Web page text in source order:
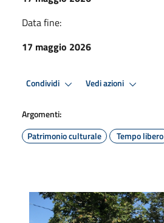
Data fine:
17 maggio 2026
Condividi Vedi azioni
Argomenti:
Patrimonio culturale
Tempo libero